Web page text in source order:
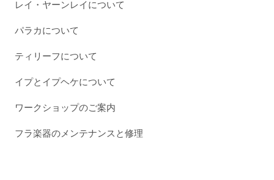
レイ・ヤーンレイについて
パラカについて
ティリーフについて
イプとイプヘケについて
ワークショップのご案内
フラ楽器のメンテナンスと修理